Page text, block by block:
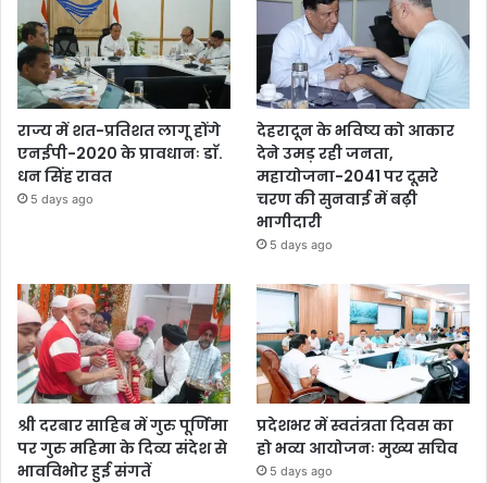
राज्य में शत-प्रतिशत लागू होंगे
एनईपी-2020 के प्रावधानः डाॅ.
धन सिंह रावत
5 days ago
देहरादून के भविष्य को आकार
देने उमड़ रही जनता,
महायोजना-2041 पर दूसरे
चरण की सुनवाई में बढ़ी
भागीदारी
5 days ago
श्री दरबार साहिब में गुरु पूर्णिमा
पर गुरु महिमा के दिव्य संदेश से
भावविभोर हुई संगतें
प्रदेशभर में स्वतंत्रता दिवस का
हो भव्य आयोजनः मुख्य सचिव
5 days ago